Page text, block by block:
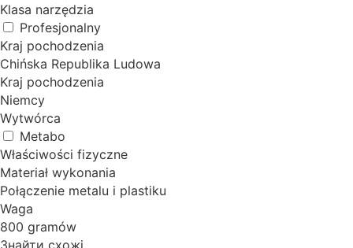
Klasa narzędzia
Profesjonalny
Kraj pochodzenia
Chińska Republika Ludowa
Kraj pochodzenia
Niemcy
Wytwórca
Metabo
Właściwości fizyczne
Materiał wykonania
Połączenie metalu i plastiku
Waga
800 gramów
Знайти схожі